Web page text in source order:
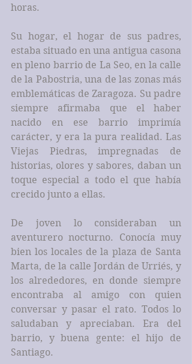
horas.
Su hogar, el hogar de sus padres,
estaba situado en una antigua casona
en pleno barrio de La Seo, en la calle
de la Pabostria, una de las zonas más
emblemáticas de Zaragoza. Su padre
siempre afirmaba que el haber
nacido en ese barrio imprimía
carácter, y era la pura realidad. Las
Viejas Piedras, impregnadas de
historias, olores y sabores, daban un
toque especial a todo el que había
crecido junto a ellas.
De joven lo consideraban un
aventurero nocturno. Conocía muy
bien los locales de la plaza de Santa
Marta, de la calle Jordán de Urriés, y
los alrededores, en donde siempre
encontraba al amigo con quien
conversar y pasar el rato. Todos lo
saludaban y apreciaban. Era del
barrio, y buena gente: el hijo de
Santiago.